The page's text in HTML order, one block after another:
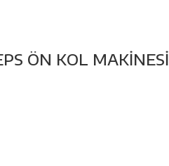
ÖN KOL MAKİNESİ